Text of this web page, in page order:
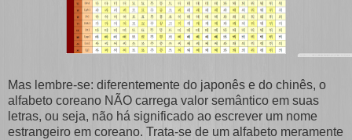
Mas lembre-se: diferentemente do japonês e do chinês, o
alfabeto coreano NÃO carrega valor semântico em suas
letras, ou seja, não há significado ao escrever um nome
estrangeiro em coreano. Trata-se de um alfabeto meramente